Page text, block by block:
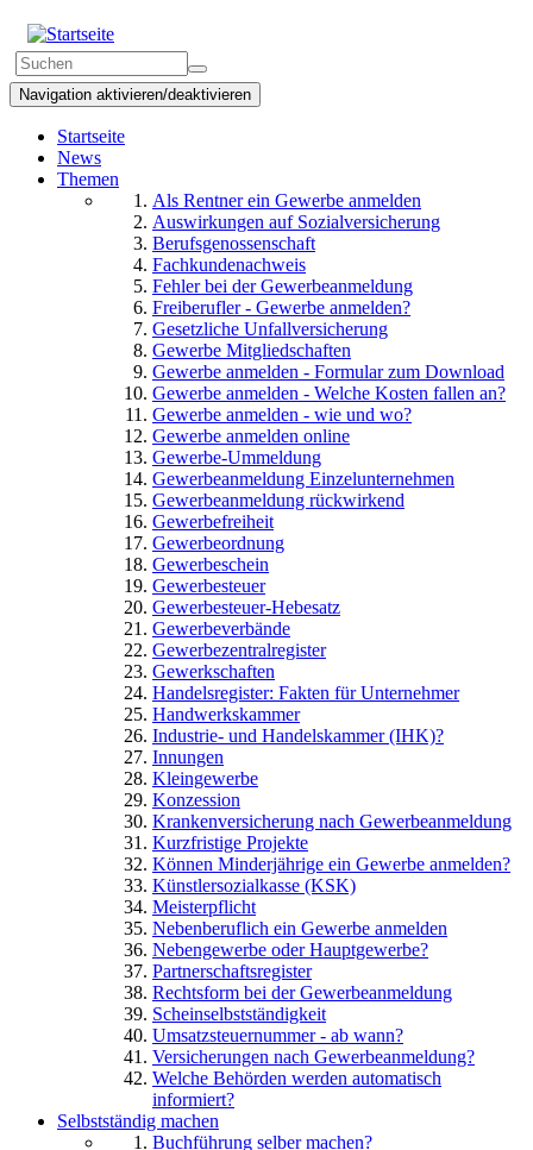
Direkt
zum
Inhalt
Suchformular
Suchen
Navigation aktivieren/deaktivieren
Startseite
News
Themen
Als Rentner ein Gewerbe anmelden
Auswirkungen auf Sozialversicherung
Berufsgenossenschaft
Fachkundenachweis
Fehler bei der Gewerbeanmeldung
Freiberufler - Gewerbe anmelden?
Gesetzliche Unfallversicherung
Gewerbe Mitgliedschaften
Gewerbe anmelden - Formular zum Download
Gewerbe anmelden - Welche Kosten fallen an?
Gewerbe anmelden - wie und wo?
Gewerbe anmelden online
Gewerbe-Ummeldung
Gewerbeanmeldung Einzelunternehmen
Gewerbeanmeldung rückwirkend
Gewerbefreiheit
Gewerbeordnung
Gewerbeschein
Gewerbesteuer
Gewerbesteuer-Hebesatz
Gewerbeverbände
Gewerbezentralregister
Gewerkschaften
Handelsregister: Fakten für Unternehmer
Handwerkskammer
Industrie- und Handelskammer (IHK)?
Innungen
Kleingewerbe
Konzession
Krankenversicherung nach Gewerbeanmeldung
Kurzfristige Projekte
Können Minderjährige ein Gewerbe anmelden?
Künstlersozialkasse (KSK)
Meisterpflicht
Nebenberuflich ein Gewerbe anmelden
Nebengewerbe oder Hauptgewerbe?
Partnerschaftsregister
Rechtsform bei der Gewerbeanmeldung
Scheinselbstständigkeit
Umsatzsteuernummer - ab wann?
Versicherungen nach Gewerbeanmeldung?
Welche Behörden werden automatisch
informiert?
Selbstständig machen
Buchführung selber machen?